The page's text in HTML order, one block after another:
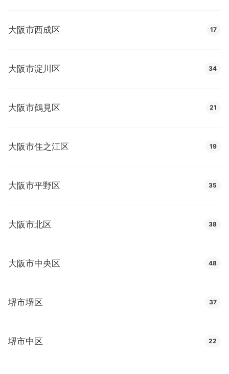
大阪市西成区 17
大阪市淀川区 34
大阪市鶴見区 21
大阪市住之江区 19
大阪市平野区 35
大阪市北区 38
大阪市中央区 48
堺市堺区 37
堺市中区 22